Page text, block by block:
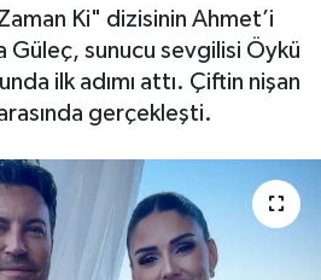
Ki" dizisinin Ahmet’i
Güleç, sunucu sevgilisi Öykü
ilk adımı attı. Çiftin nişan
gerçekleşti.